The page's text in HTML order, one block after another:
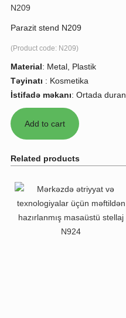
Parazit stend N209
(Product code: N209)
Material: Metal, Plastik
Təyinatı : Kosmetika
İstifadə məkanı: Ortada duran
Related products